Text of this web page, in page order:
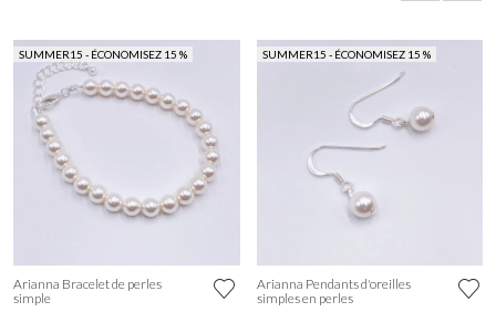
SUMMER15 - ÉCONOMISEZ 15 %
Arianna Bracelet de perles
simple
SUMMER15 - ÉCONOMISEZ 15 %
Arianna Pendants d'oreilles
simples en perles